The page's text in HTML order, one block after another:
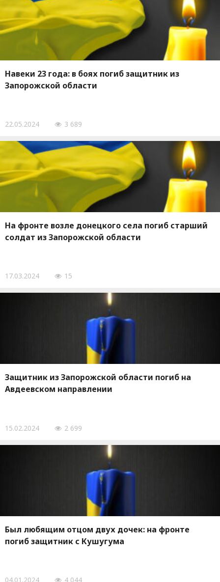
Навеки 23 года: в боях погиб защитник из
Запорожской области
22.05.2024 3 689
На фронте возле донецкого села погиб старший
солдат из Запорожской области
17.03.2024 15
Защитник из Запорожской области погиб на
Авдеевском направлении
15.02.2024 2 699
Был любящим отцом двух дочек: на фронте
погиб защитник с Кушугума
04.01.2024 4 044